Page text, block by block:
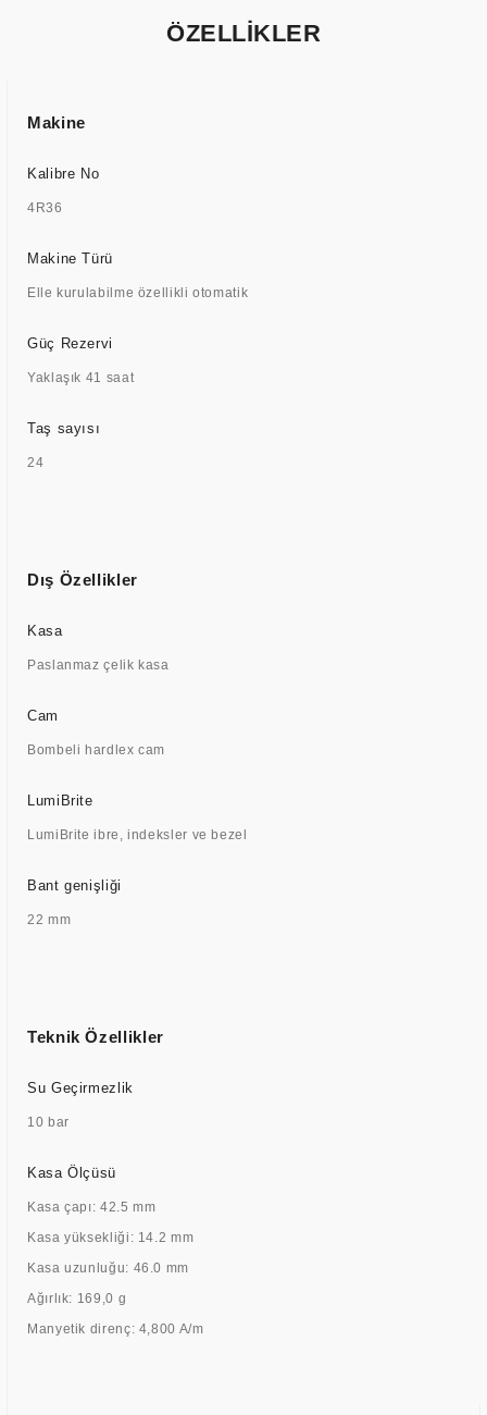
ÖZELLİKLER
Makine
Kalibre No
4R36
Makine Türü
Elle kurulabilme özellikli otomatik
Güç Rezervi
Yaklaşık 41 saat
Taş sayısı
24
Dış Özellikler
Kasa
Paslanmaz çelik kasa
Cam
Bombeli hardlex cam
LumiBrite
LumiBrite ibre, indeksler ve bezel
Bant genişliği
22 mm
Teknik Özellikler
Su Geçirmezlik
10 bar
Kasa Ölçüsü
Kasa çapı: 42.5 mm
Kasa yüksekliği: 14.2 mm
Kasa uzunluğu: 46.0 mm
Ağırlık: 169,0 g
Manyetik direnç: 4,800 A/m